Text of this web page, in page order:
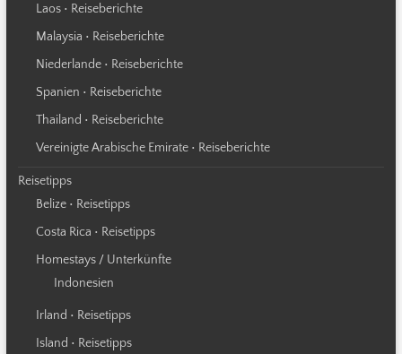
Laos • Reiseberichte
Malaysia • Reiseberichte
Niederlande • Reiseberichte
Spanien • Reiseberichte
Thailand • Reiseberichte
Vereinigte Arabische Emirate • Reiseberichte
Reisetipps
Belize • Reisetipps
Costa Rica • Reisetipps
Homestays / Unterkünfte
Indonesien
Irland • Reisetipps
Island • Reisetipps